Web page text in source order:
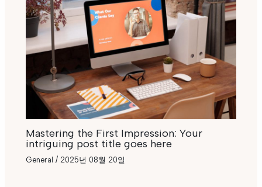
Mastering the First Impression: Your
intriguing post title goes here
General / 2025년 08월 20일